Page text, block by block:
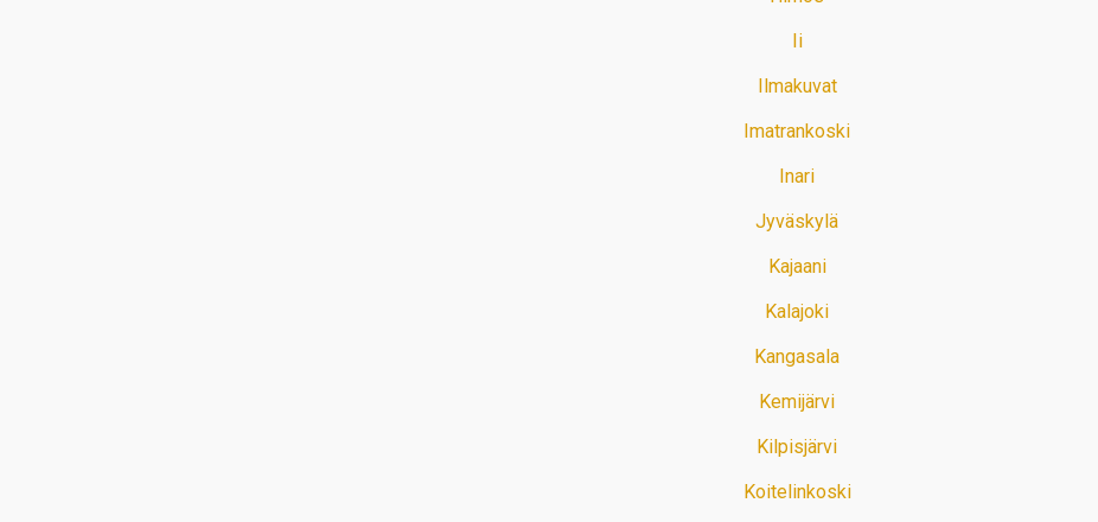
Ii
Ilmakuvat
Imatrankoski
Inari
Jyväskylä
Kajaani
Kalajoki
Kangasala
Kemijärvi
Kilpisjärvi
Koitelinkoski